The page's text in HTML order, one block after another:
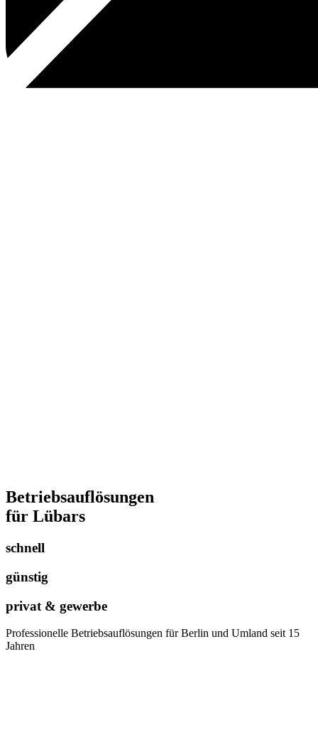
Betriebsauflösungen
für Lübars
schnell
günstig
privat & gewerbe
Professionelle Betriebsauflösungen für Berlin und Umland seit 15
Jahren